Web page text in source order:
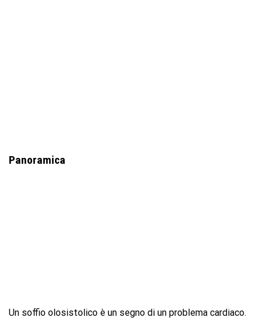
Panoramica
Un soffio olosistolico è un segno di un problema cardiaco.